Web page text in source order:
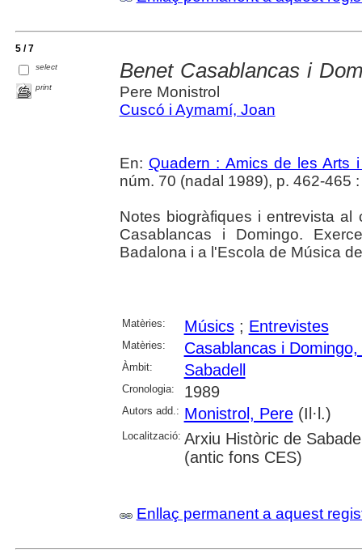
5 / 7
select
print
Benet Casablancas i
Pere Monistrol
Cuscó i Aymamí, Joan
En: Quadern : Amics de les Arts
núm. 70 (nadal 1989), p. 462-465 :
Notes biogràfiques i entrevista
Casablancas i Domingo.
Badalona i a l'Escola de Música
Matèries: Músics; Entrevistes
Matèries: Casablancas i
Àmbit: Sabadell
Cronologia: 1989
Autors add.: Monistrol, Pere(Il·l.)
Localització: Arxiu Històric de
(antic fons CES)
Enllaç permanent a aquest